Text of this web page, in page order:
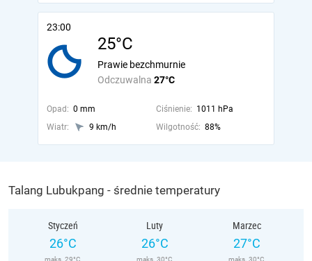
23:00
25°C
Odczuwalna 27°C
Prawie bezchmurnie
Opad: 0 mm Ciśnienie: 1011 hPa
Wiatr:
9 km/h Wilgotność: 88%
Talang Lubukpang - średnie temperatury
Styczeń
26°C
maks. 29°C
Luty
26°C
maks. 30°C
Marzec
27°C
maks. 30°C